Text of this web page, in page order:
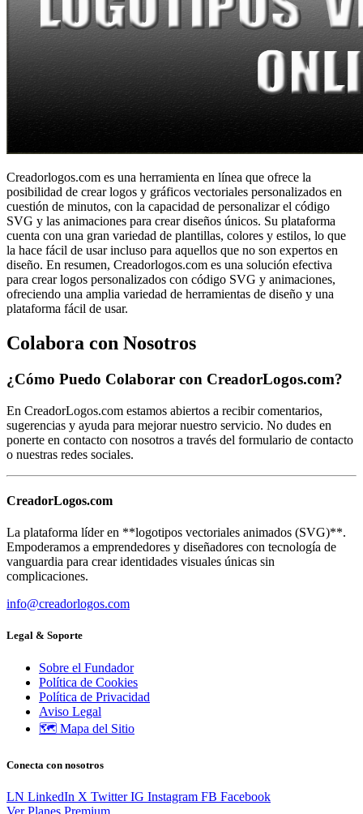
Creadorlogos.com es una herramienta en línea que ofrece la
posibilidad de crear logos y gráficos vectoriales personalizados en
cuestión de minutos, con la capacidad de personalizar el código
SVG y las animaciones para crear diseños únicos. Su plataforma
cuenta con una gran variedad de plantillas, colores y estilos, lo que
la hace fácil de usar incluso para aquellos que no son expertos en
diseño. En resumen, Creadorlogos.com es una solución efectiva
para crear logos personalizados con código SVG y animaciones,
ofreciendo una amplia variedad de herramientas de diseño y una
plataforma fácil de usar.
Colabora con Nosotros
¿Cómo Puedo Colaborar con CreadorLogos.com?
En CreadorLogos.com estamos abiertos a recibir comentarios,
sugerencias y ayuda para mejorar nuestro servicio. No dudes en
ponerte en contacto con nosotros a través del formulario de contacto
o nuestras redes sociales.
CreadorLogos.com
La plataforma líder en **logotipos vectoriales animados (SVG)**.
Empoderamos a emprendedores y diseñadores con tecnología de
vanguardia para crear identidades visuales únicas sin
complicaciones.
info@creadorlogos.com
Legal & Soporte
Sobre el Fundador
Política de Cookies
Política de Privacidad
Aviso Legal
🗺️ Mapa del Sitio
Conecta con nosotros
LN LinkedIn X TwitterIG Instagram FB Facebook
Ver Planes Premium